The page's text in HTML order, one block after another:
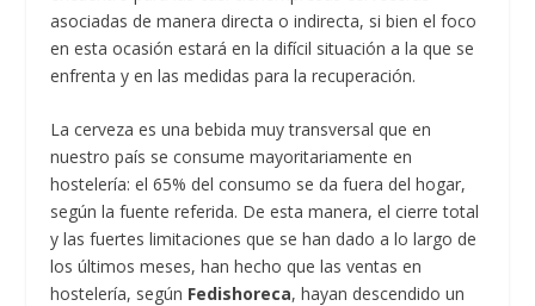
asociadas de manera directa o indirecta, si bien el foco
en esta ocasión estará en la difícil situación a la que se
enfrenta y en las medidas para la recuperación.
La cerveza es una bebida muy transversal que en
nuestro país se consume mayoritariamente en
hostelería: el 65% del consumo se da fuera del hogar,
según la fuente referida. De esta manera, el cierre total
y las fuertes limitaciones que se han dado a lo largo de
los últimos meses, han hecho que las ventas en
hostelería, según Fedishoreca, hayan descendido un